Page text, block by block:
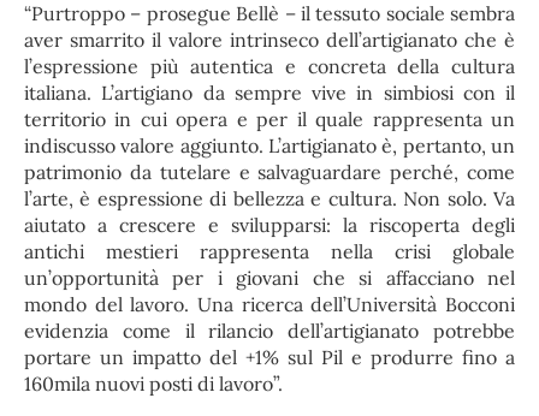
“Purtroppo – prosegue Bellè – il tessuto sociale sembra
aver smarrito il valore intrinseco dell’artigianato che è
l’espressione più autentica e concreta della cultura
italiana. L’artigiano da sempre vive in simbiosi con il
territorio in cui opera e per il quale rappresenta un
indiscusso valore aggiunto. L’artigianato è, pertanto, un
patrimonio da tutelare e salvaguardare perché, come
l’arte, è espressione di bellezza e cultura. Non solo. Va
aiutato a crescere e svilupparsi: la riscoperta degli
antichi mestieri rappresenta nella crisi globale
un’opportunità per i giovani che si affacciano nel
mondo del lavoro. Una ricerca dell’Università Bocconi
evidenzia come il rilancio dell’artigianato potrebbe
portare un impatto del +1% sul Pil e produrre fino a
160mila nuovi posti di lavoro”.